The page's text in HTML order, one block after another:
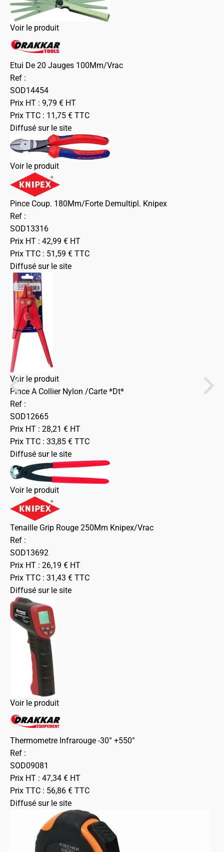
Voir le produit
Etui De 20 Jauges 100Mm/Vrac
Ref :
SOD14454
Prix HT : 9,79 € HT
Prix TTC : 11,75 € TTC
Diffusé sur le site
Voir le produit
Pince Coup. 180Mm/Forte Demultipl. Knipex
Ref :
SOD13316
Prix HT : 42,99 € HT
Prix TTC : 51,59 € TTC
Diffusé sur le site
Voir le produit
Pince A Collier Nylon /Carte *Dt*
Ref :
SOD12665
Prix HT : 28,21 € HT
Prix TTC : 33,85 € TTC
Diffusé sur le site
Voir le produit
Tenaille Grip Rouge 250Mm Knipex/Vrac
Ref :
SOD13692
Prix HT : 26,19 € HT
Prix TTC : 31,43 € TTC
Diffusé sur le site
Voir le produit
Thermometre Infrarouge -30° +550°
Ref :
SOD09081
Prix HT : 47,34 € HT
Prix TTC : 56,86 € TTC
Diffusé sur le site